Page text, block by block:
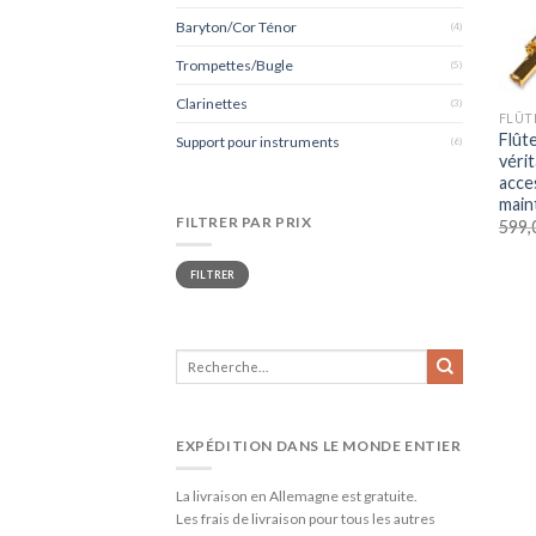
Baryton/Cor Ténor (4)
Trompettes/Bugle (5)
Clarinettes (3)
Support pour instruments (6)
FILTRER PAR PRIX
Prix
min
Prix
maxFILTRER
Recherche
EXPÉDITION DANS LE MONDE ENTIER
La livraison en Allemagne est gratuite.
Les frais de livraison pour tous les autres
+